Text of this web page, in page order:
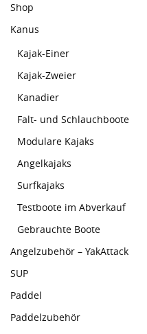
Shop
Kanus
Kajak-Einer
Kajak-Zweier
Kanadier
Falt- und Schlauchboote
Modulare Kajaks
Angelkajaks
Surfkajaks
Testboote im Abverkauf
Gebrauchte Boote
Angelzubehör – YakAttack
SUP
Paddel
Paddelzubehör